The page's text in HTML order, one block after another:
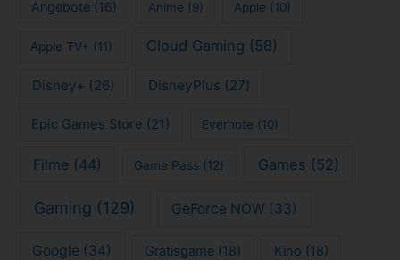
Angebote(16) Anime (9) Apple (10)
Apple TV+ (11) Cloud Gaming (58)
Disney+ (26) DisneyPlus (27)
Epic Games Store (21) Evernote (10)
Filme(44) Game Pass (12) Games (52)
Gaming (129) GeForce NOW (33)
Google (34) Gratisgame (18) Kino (18)